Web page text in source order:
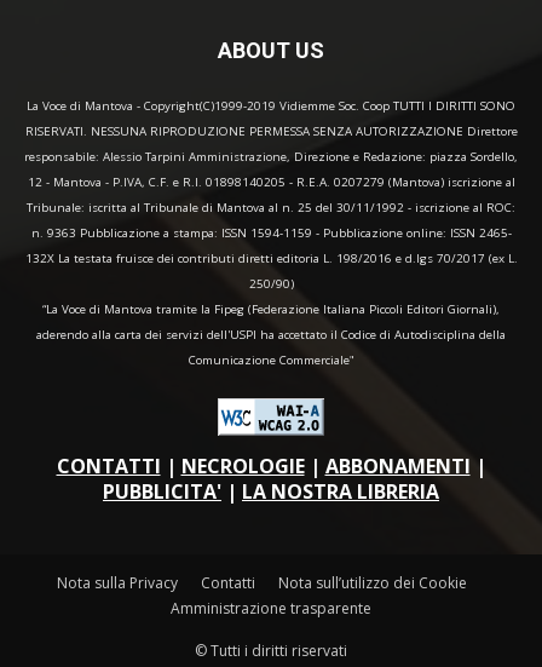
ABOUT US
La Voce di Mantova - Copyright(C)1999-2019 Vidiemme Soc. Coop TUTTI I DIRITTI SONO
RISERVATI. NESSUNA RIPRODUZIONE PERMESSA SENZA AUTORIZZAZIONE Direttore
responsabile: Alessio Tarpini Amministrazione, Direzione e Redazione: piazza Sordello,
12 - Mantova - P.IVA, C.F. e R.I. 01898140205 - R.E.A. 0207279 (Mantova) iscrizione al
Tribunale: iscritta al Tribunale di Mantova al n. 25 del 30/11/1992 - iscrizione al ROC:
n. 9363 Pubblicazione a stampa: ISSN 1594-1159 - Pubblicazione online: ISSN 2465-
132X La testata fruisce dei contributi diretti editoria L. 198/2016 e d.lgs 70/2017 (ex L.
250/90)
“La Voce di Mantova tramite la Fipeg (Federazione Italiana Piccoli Editori Giornali),
aderendo alla carta dei servizi dell'USPI ha accettato il Codice di Autodisciplina della
Comunicazione Commerciale"
CONTATTI | NECROLOGIE| ABBONAMENTI |
PUBBLICITA' | LA NOSTRA LIBRERIA
Nota sulla Privacy Contatti
Nota sull’utilizzo dei Cookie
Amministrazione trasparente
© Tutti i diritti riservati